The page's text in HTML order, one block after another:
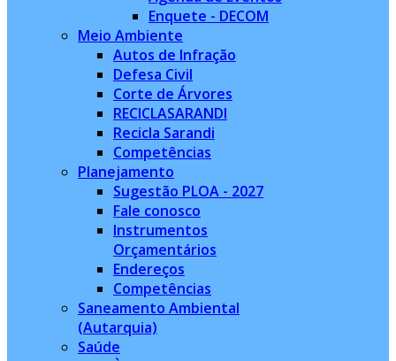
Enquete - DECOM
Meio Ambiente
Autos de Infração
Defesa Civil
Corte de Árvores
RECICLASARANDI
Recicla Sarandi
Competências
Planejamento
Sugestão PLOA - 2027
Fale conosco
Instrumentos
Orçamentários
Endereços
Competências
Saneamento Ambiental
(Autarquia)
Saúde